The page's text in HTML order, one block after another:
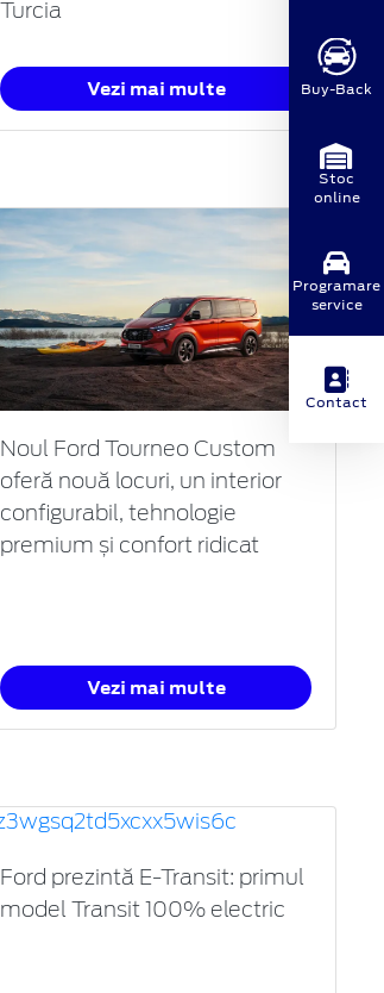
Turcia
Vezi mai multe
Noul Ford Tourneo Custom
oferă nouă locuri, un interior
configurabil, tehnologie
premium și confort ridicat
Vezi mai multe
Ford prezintă E-Transit: primul
model Transit 100% electric
Buy-Back
Stoc
online
Programare
service
Contact